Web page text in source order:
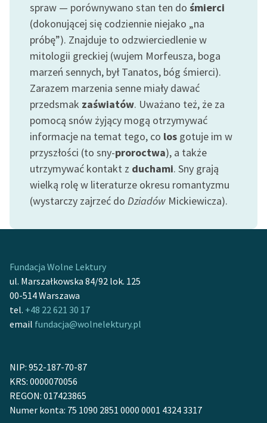
E-kolekcja lektur
szkolnych i literatury do
słuchania dla uczennic i
uczniów z
niepełnosprawnościami
Feministyczne inspiracje.
Popularyzacja
skandynawskiej literatury
feministycznej
Ręce pełne poezji
Kolekcje edukacyjne
twórców przechodzących
lektur szkolnych oraz
Odkurzamy bohaterów
Szkoła Poezji Wolnych
Lektur
O nas
O projekcie
Zespół
spraw — porównywano stan ten do śmierci
(dokonującej się codziennie niejako „na
próbę”). Znajduje to odzwierciedlenie w
mitologii greckiej (wujem Morfeusza, boga
marzeń sennych, był Tanatos, bóg śmierci).
Zarazem marzenia senne miały dawać
przedsmak zaświatów. Uważano też, że za
pomocą snów żyjący mogą otrzymywać
informacje na temat tego, co los gotuje im w
przyszłości (to sny-proroctwa), a także
utrzymywać kontakt z duchami. Sny grają
wielką rolę w literaturze okresu romantyzmu
(wystarczy zajrzeć do Dziadów Mickiewicza).
Fundacja Wolne Lektury
ul. Marszałkowska 84/92 lok. 125
00-514 Warszawa
tel. +48 22 621 30 17
email fundacja@wolnelektury.pl
NIP: 952-187-70-87
KRS: 0000070056
REGON: 017423865
Numer konta: 75 1090 2851 0000 0001 4324 3317